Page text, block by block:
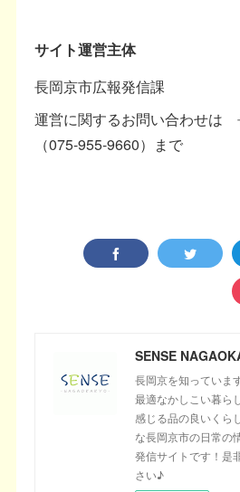
サイト運営主体
長岡京市広報発信課
運営に関するお問い合わせは
（075-955-9660）まで
長岡京を知っていま
最適なかしこい暮ら
感じる品の良いくら
な長岡京市の日常の
発信サイトです！是
さい♪